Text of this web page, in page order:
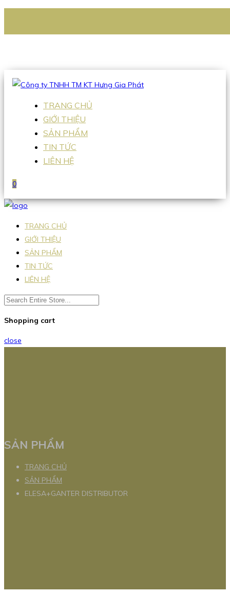
Hotline:0938 336 079
TRANG CHỦ
GIỚI THIỆU
SẢN PHẨM
TIN TỨC
LIÊN HỆ
0
TRANG CHỦ
GIỚI THIỆU
SẢN PHẨM
TIN TỨC
LIÊN HỆ
Shopping cart
close
SẢN PHẨM
TRANG CHỦ
SẢN PHẨM
ELESA+GANTER DISTRIBUTOR